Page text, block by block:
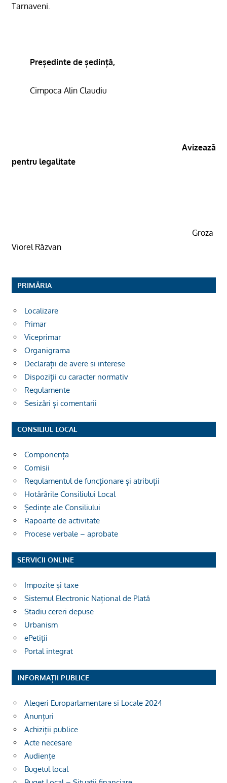
Tarnaveni.
Președinte de ședință,
Cimpoca Alin Claudiu
Avizează
pentru legalitate
Groza
Viorel Răzvan
PRIMĂRIA
Localizare
Primar
Viceprimar
Organigrama
Declarații de avere si interese
Dispoziții cu caracter normativ
Regulamente
Sesizări și comentarii
CONSILIUL LOCAL
Componența
Comisii
Regulamentul de funcționare și atribuții
Hotărârile Consiliului Local
Ședințe ale Consiliului
Rapoarte de activitate
Procese verbale – aprobate
SERVICII ONLINE
Impozite și taxe
Sistemul Electronic Național de Plată
Stadiu cereri depuse
Urbanism
ePetiții
Portal integrat
INFORMAȚII PUBLICE
Alegeri Europarlamentare si Locale 2024
Anunțuri
Achiziții publice
Acte necesare
Audiențe
Bugetul local